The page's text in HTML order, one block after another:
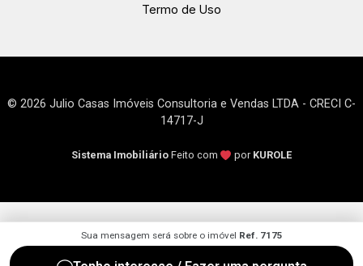
Sua mensagem será sobre o imóvel Ref. 7175
Termo de Uso
© 2026 Julio Casas Imóveis Consultoria e Vendas LTDA - CRECI C-
14717-J
Sistema Imobiliário Feito com por KUROLE